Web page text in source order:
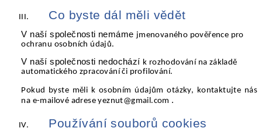
Co byste dál měli vědět
V naší společnosti nemáme jmenovaného pověřence pro
ochranu osobních údajů.
V naší společnosti nedochází k rozhodování na základě
automatického zpracování či profilování.
Pokud byste měli k osobním údajům otázky, kontaktujte nás
na e-mailové adrese yeznut@gmail.com .
Používání souborů cookies